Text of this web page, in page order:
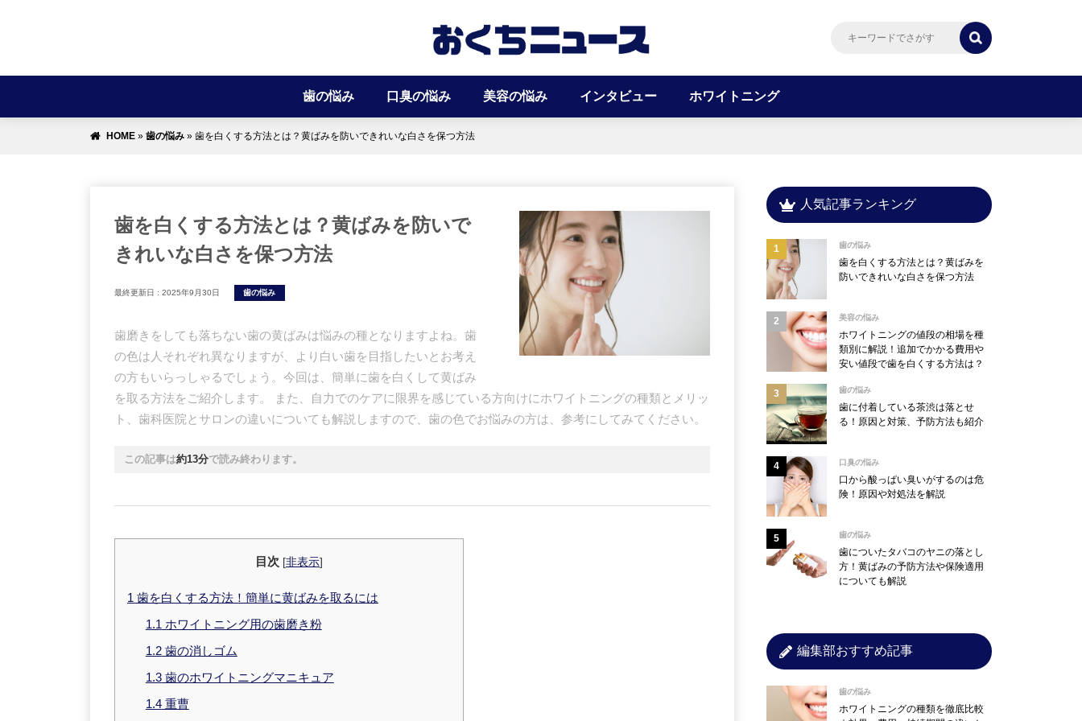
歯の悩み 口臭の悩み 美容の悩み インタビュー ホワイトニング
HOME » 歯の悩み » 歯を白くする方法とは？黄ばみを防いできれいな白さを保つ方法
歯を白くする方法とは？黄ばみを防いで
きれいな白さを保つ方法
最終更新日 : 2025年9月30日 歯の悩み
歯磨きをしても落ちない歯の黄ばみは悩みの種となりますよね。歯
の色は人それぞれ異なりますが、より白い歯を目指したいとお考え
の方もいらっしゃるでしょう。今回は、簡単に歯を白くして黄ばみ
を取る方法をご紹介します。 また、自力でのケアに限界を感じている方向けにホワイトニングの種類とメリッ
ト、歯科医院とサロンの違いについても解説しますので、歯の色でお悩みの方は、参考にしてみてください。
この記事は約13分で読み終わります。
目次 [非表示]
1 歯を白くする方法！簡単に黄ばみを取るには
1.1 ホワイトニング用の歯磨き粉
1.2歯の消しゴム
1.3歯のホワイトニングマニキュア
1.4重曹
人気記事ランキング
歯の悩み
歯を白くする方法とは？黄ばみを
防いできれいな白さを保つ方法
美容の悩み
ホワイトニングの値段の相場を種
類別に解説！追加でかかる費用や
安い値段で歯を白くする方法は？
歯の悩み
歯に付着している茶渋は落とせ
る！原因と対策、予防方法も紹介
口臭の悩み
口から酸っぱい臭いがするのは危
険！原因や対処法を解説
歯の悩み
歯についたタバコのヤニの落とし
方！黄ばみの予防方法や保険適用
についても解説
編集部おすすめ記事
歯の悩み
ホワイトニングの種類を徹底比較